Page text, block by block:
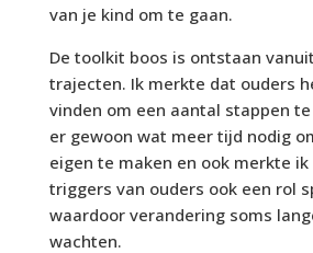
van je kind om te gaan.
De toolkit boos is ontstaan
trajecten. Ik merkte dat ouders
vinden om een aantal stappen
er gewoon wat meer tijd nodig
eigen te maken en ook merkte
triggers van ouders ook een rol
waardoor verandering soms
wachten.